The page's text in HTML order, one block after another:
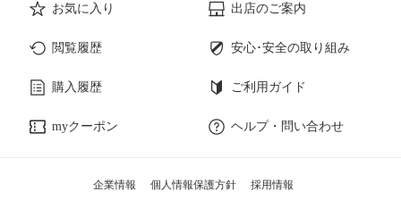
お気に入り 出店のご案内
閲覧履歴 安心･安全の取り組み
購入履歴 ご利用ガイド
myクーポン ヘルプ・問い合わせ
企業情報 個人情報保護方針 採用情報